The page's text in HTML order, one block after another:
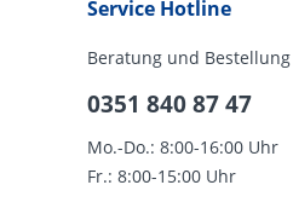
Service Hotline
Beratung und Bestellung
0351 840 87 47
Mo.-Do.: 8:00-16:00 Uhr
Fr.: 8:00-15:00 Uhr